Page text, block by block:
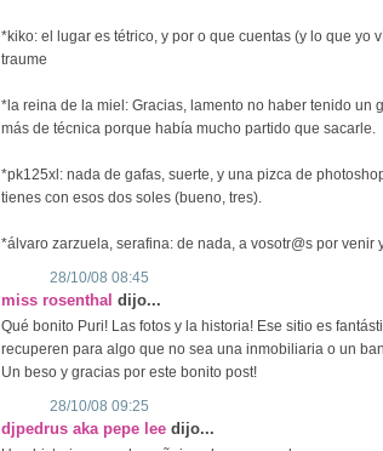
*kiko: el lugar es tétrico, y por o que cuentas (y lo que yo
traume
*la reina de la miel: Gracias, lamento no haber tenido un
más de técnica porque había mucho partido que sacarle.
*pk125xl: nada de gafas, suerte, y una pizca de
tienes con esos dos soles (bueno, tres).
*álvaro zarzuela, serafina: de nada, a vosotr@s por venir
28/10/08 08:45
miss rosenthal dijo...
Qué bonito Puri! Las fotos y la historia! Ese sitio es
recuperen para algo que no sea una inmobiliaria o un
Un beso y gracias por este bonito post!
28/10/08 09:25
djpedrus aka pepe lee dijo...